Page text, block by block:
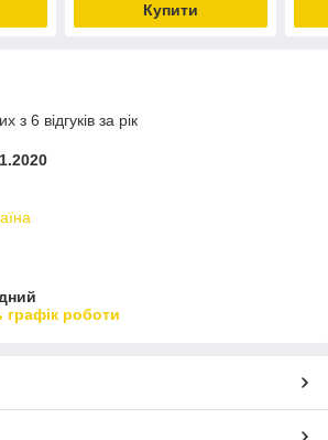
Купити
з 6 відгуків за рік
графік роботи